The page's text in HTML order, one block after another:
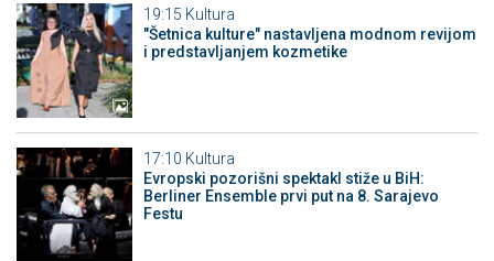
19:15 Kultura
"Šetnica kulture" nastavljena modnom revijom
i predstavljanjem kozmetike
17:10 Kultura
Evropski pozorišni spektakl stiže u BiH:
Berliner Ensemble prvi put na 8. Sarajevo
Festu